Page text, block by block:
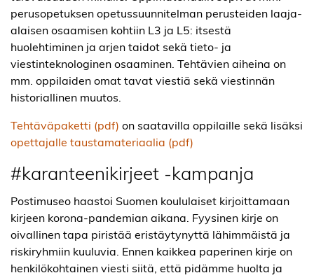
perusopetuksen opetussuunnitelman perusteiden laaja-
alaisen osaamisen kohtiin L3 ja L5: itsestä
huolehtiminen ja arjen taidot sekä tieto- ja
viestinteknologinen osaaminen. Tehtävien aiheina on
mm. oppilaiden omat tavat viestiä sekä viestinnän
historiallinen muutos.
Tehtäväpaketti (pdf) on saatavilla oppilaille sekä lisäksi
opettajalle taustamateriaalia (pdf)
#karanteenikirjeet -kampanja
Postimuseo haastoi Suomen koululaiset kirjoittamaan
kirjeen korona-pandemian aikana. Fyysinen kirje on
oivallinen tapa piristää eristäytynyttä lähimmäistä ja
riskiryhmiin kuuluvia. Ennen kaikkea paperinen kirje on
henkilökohtainen viesti siitä, että pidämme huolta ja